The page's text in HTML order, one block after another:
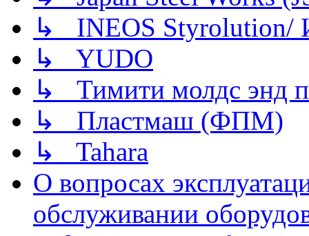
↳ INEOS
↳ YUDO
↳ Тимити молдс энд
↳ Пластмаш (ФПМ)
↳ Tahara
О вопросах
обслуживании